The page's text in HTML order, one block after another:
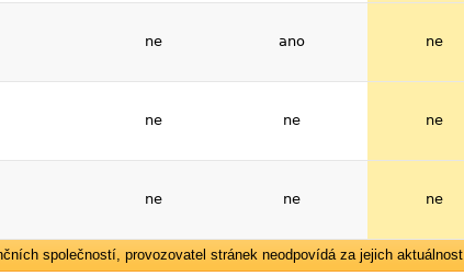
ne ano ne
ne ne ne
ne ne ne
společností, provozovatel stránek neodpovídá za jejich aktuálnost.